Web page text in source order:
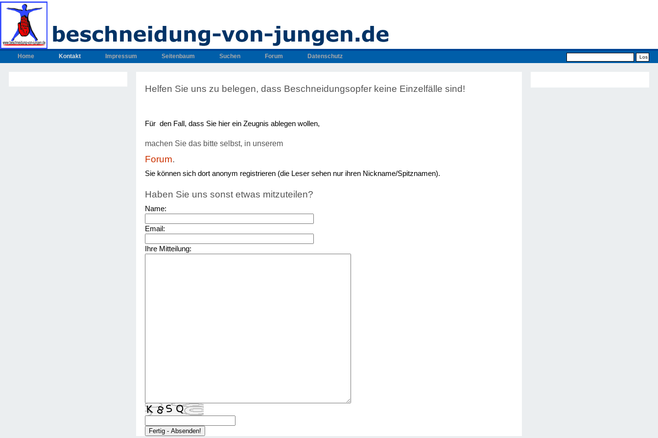
Home Kontakt Impressum Seitenbaum Suchen Forum Datenschutz
Helfen Sie uns zu belegen, dass Beschneidungsopfer keine Einzelfälle sind!
Für den Fall, dass Sie hier ein Zeugnis ablegen wollen,
machen Sie das bitte selbst, in unserem
Forum.
Sie können sich dort anonym registrieren (die Leser sehen nur ihren Nickname/Spitznamen).
Haben Sie uns sonst etwas mitzuteilen?
Name:
Email:
Ihre Mitteilung: